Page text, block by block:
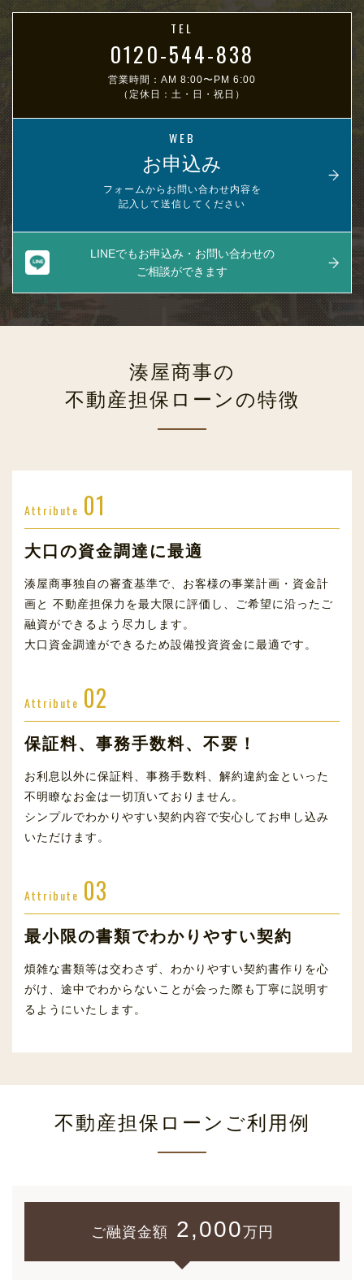
TEL
0120-544-838
営業時間：AM 8:00〜PM 6:00
（定休日：土・日・祝日）
WEB
お申込み
フォームからお問い合わせ内容を
記入して送信してください
LINEでもお申込み・お問い合わせの
ご相談ができます
湊屋商事の
不動産担保ローンの特徴
Attribute 01
大口の資金調達に最適
湊屋商事独自の審査基準で、お客様の事業計画・資金計
画と 不動産担保力を最大限に評価し、ご希望に沿ったご
融資ができるよう尽力します。
大口資金調達ができるため設備投資資金に最適です。
Attribute 02
保証料、事務手数料、不要！
お利息以外に保証料、事務手数料、解約違約金といった
不明瞭なお金は一切頂いておりません。
シンプルでわかりやすい契約内容で安心してお申し込み
いただけます。
Attribute 03
最小限の書類でわかりやすい契約
煩雑な書類等は交わさず、わかりやすい契約書作りを心
がけ、途中でわからないことが会った際も丁寧に説明す
るようにいたします。
不動産担保ローンご利用例
ご融資金額 2,000万円